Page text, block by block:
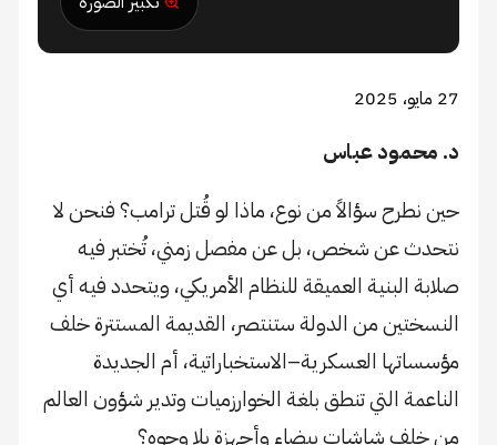
27 مايو، 2025
د. محمود عباس
حين نطرح سؤالاً من نوع، ماذا لو قُتل ترامب؟ فنحن لا
نتحدث عن شخص، بل عن مفصل زمني، تُختبر فيه
صلابة البنية العميقة للنظام الأمريكي، ويتحدد فيه أي
النسختين من الدولة ستنتصر، القديمة المستترة خلف
مؤسساتها العسكرية–الاستخباراتية، أم الجديدة
الناعمة التي تنطق بلغة الخوارزميات وتدير شؤون العالم
من خلف شاشات بيضاء وأجهزة بلا وجوه؟